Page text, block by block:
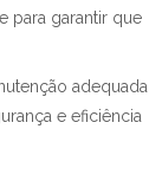
para garantir que
adequada
e eficiência